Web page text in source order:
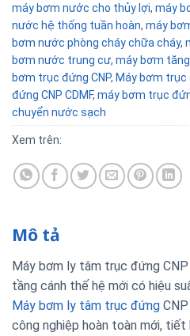
máy bơm nước cho thủy lợi, máy
nước hệ thống tuần hoàn, máy
bơm nước phòng cháy chữa cháy,
bơm nước trung cư, máy bơm
bơm trục đứng CNP, Máy bơm trục
đứng CNP CDMF, máy bơm trục
chuyển nước sạch
Xem trên:
Mô tả
Máy bơm ly tâm trục đứng
tầng cánh thế hệ mới có hiệu
Máy bơm ly tâm trục đứng
công nghiệp hoàn toàn mới,